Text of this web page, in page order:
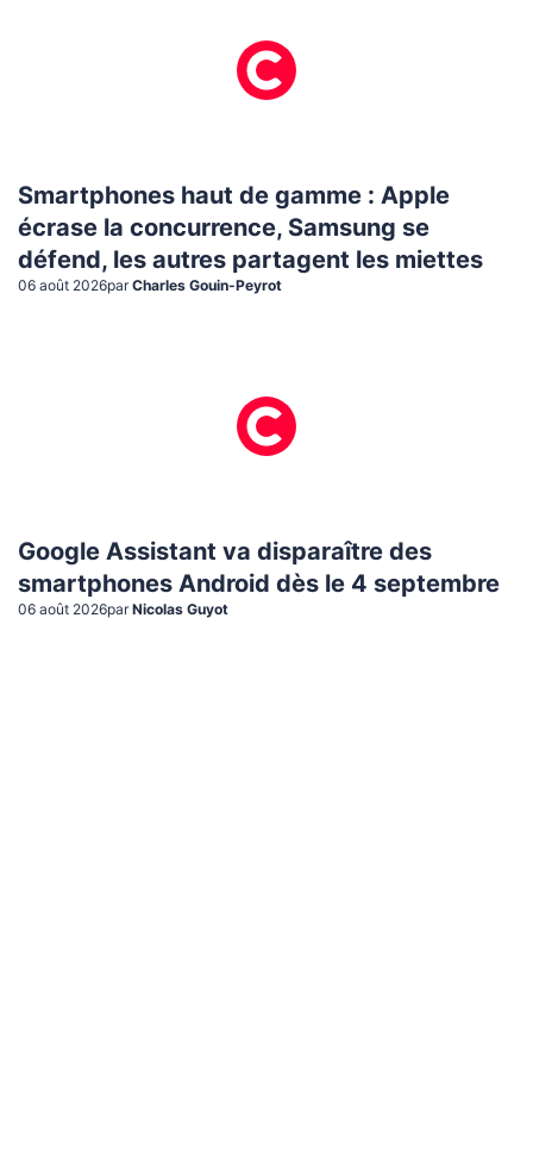
Smartphones haut de gamme : Apple
écrase la concurrence, Samsung se
défend, les autres partagent les miettes
06 août 2026par Charles Gouin-Peyrot
Google Assistant va disparaître des
smartphones Android dès le 4 septembre
06 août 2026par Nicolas Guyot